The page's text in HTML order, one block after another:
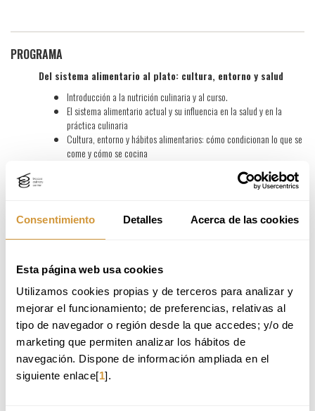
Consentimiento Detalles Acerca de las cookies
Esta página web usa cookies
Utilizamos cookies propias y de terceros para analizar y
mejorar el funcionamiento; de preferencias, relativas al
tipo de navegador o región desde la que accedes; y/o de
marketing que permiten analizar los hábitos de
navegación. Dispone de información ampliada en el
siguiente enlace[1].
PROGRAMA
Del sistema alimentario al plato: cultura, entorno y salud
Introducción a la nutrición culinaria y al curso.
El sistema alimentario actual y su influencia en la salud y en la
práctica culinaria
Cultura, entorno y hábitos alimentarios: cómo condicionan lo que se
come y cómo se cocina
Nutrición aplicada a la cocina: metabolismo, digestión y salud
Macronutrientes en contexto culinario: comportamiento de grasas,
proteínas e hidratos en recetas y técnicas de cocina
Cómo la textura y la forma del alimento influyen en la saciedad y en
Impacto del procesado culinario en la disponibilidad de nutrientes,
la respuesta metabólica y la calidad del resultado gastronómico
Cocinar para nutrir: materia prima y técnicas culinarias
Materias primas: origen, temporalidad, calidad, atributos sensoriales
Técnicas culinarias que modulan el valor nutricional y funcional de
los alimentos